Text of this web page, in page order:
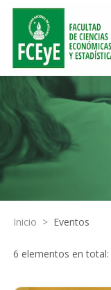
Inicio > Eventos
6 elementos en total: